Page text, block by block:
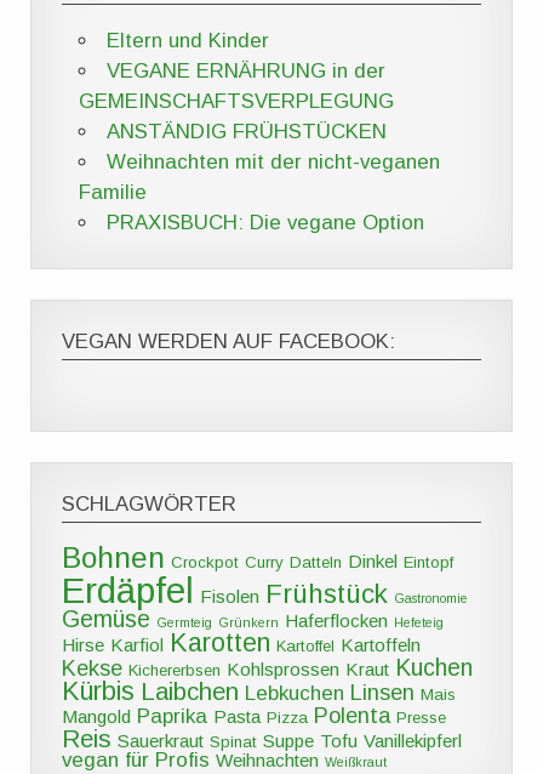
Eltern und Kinder
VEGANE ERNÄHRUNG in der
GEMEINSCHAFTSVERPLEGUNG
ANSTÄNDIG FRÜHSTÜCKEN
Weihnachten mit der nicht-veganen
Familie
PRAXISBUCH: Die vegane Option
VEGAN WERDEN AUF FACEBOOK:
SCHLAGWÖRTER
Bohnen Crockpot Curry Datteln Dinkel Eintopf
Erdäpfel Fisolen Frühstück Gastronomie
Gemüse Germteig Grünkern Haferflocken Hefeteig
Hirse Karfiol Karotten Kartoffel Kartoffeln
Kekse Kichererbsen Kohlsprossen Kraut Kuchen
Kürbis Laibchen Lebkuchen Linsen Mais
Mangold Paprika Pasta Pizza Polenta Presse
Reis Sauerkraut Spinat Suppe Tofu Vanillekipferl
vegan für Profis Weihnachten Weißkraut